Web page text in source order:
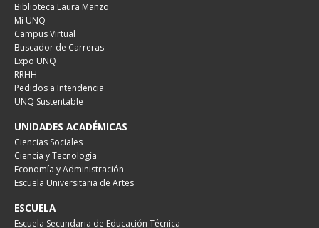
Biblioteca Laura Manzo
Mi UNQ
Campus Virtual
Buscador de Carreras
Expo UNQ
RRHH
Pedidos a Intendencia
UNQ Sustentable
UNIDADES ACADÉMICAS
Ciencias Sociales
Ciencia y Tecnología
Economía y Administración
Escuela Universitaria de Artes
ESCUELA
Escuela Secundaria de Educación Técnica